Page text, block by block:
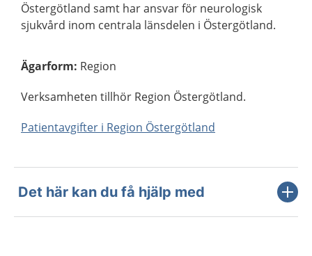
Östergötland samt har ansvar för neurologisk
sjukvård inom centrala länsdelen i Östergötland.
Ägarform: Region
Verksamheten tillhör Region Östergötland.
Patientavgifter i Region Östergötland
Det här kan du få hjälp med